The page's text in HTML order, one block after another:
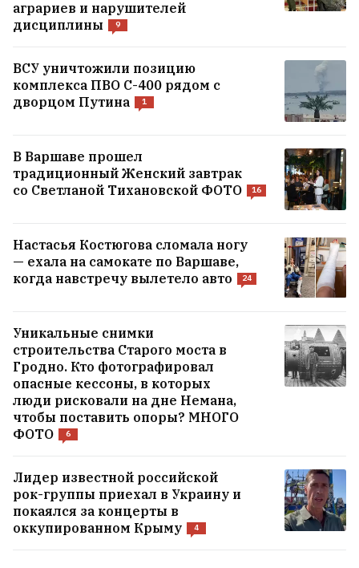
аграриев и нарушителей
дисциплины
9
ВСУ уничтожили позицию
комплекса ПВО С-400 рядом с
дворцом Путина
1
В Варшаве прошел
традиционный Женский завтрак
со Светланой Тихановской ФОТО
16
Настасья Костюгова сломала ногу
— ехала на самокате по Варшаве,
когда навстречу вылетело авто
24
Уникальные снимки
строительства Старого моста в
Гродно. Кто фотографировал
опасные кессоны, в которых
люди рисковали на дне Немана,
чтобы поставить опоры? МНОГО
ФОТО
6
Лидер известной российской
рок-группы приехал в Украину и
покаялся за концерты в
оккупированном Крыму
4
разговариваю с друзьями. У нас разные
друзья
26
которые здесь мешкуют», устраивать
инциденты на «Новой Беларуси»,
обещает благодарность от комиссии по
ВСЕ НОВОСТИ →